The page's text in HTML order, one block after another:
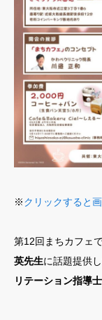
※クリックすると
第12回まちカフェで
英先生に話題提供
リテーション指導士